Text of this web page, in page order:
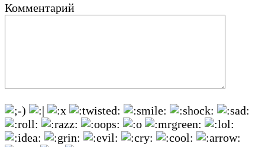
Комментарий